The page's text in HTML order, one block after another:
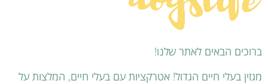
ברוכים הבאים לאתר שלנו!
מגזין בעלי חיים הגדול! אטרקציות עם בעלי חיים, המלצות על